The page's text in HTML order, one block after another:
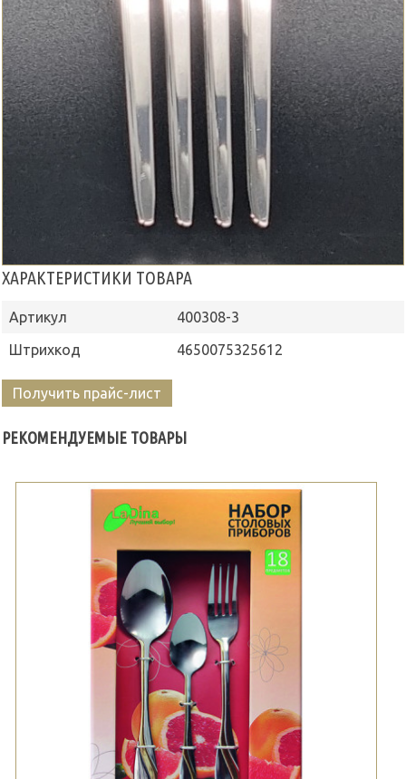
ХАРАКТЕРИСТИКИ ТОВАРА
Артикул
400308-3
Штрихкод
4650075325612
Получить прайс-лист
РЕКОМЕНДУЕМЫЕ ТОВАРЫ